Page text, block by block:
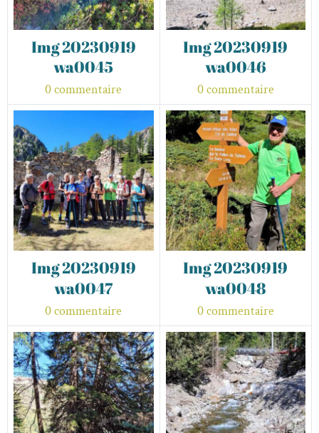
Img 20230919
wa0045
0 commentaire
Img 20230919
wa0046
0 commentaire
Img 20230919
wa0047
0 commentaire
Img 20230919
wa0048
0 commentaire